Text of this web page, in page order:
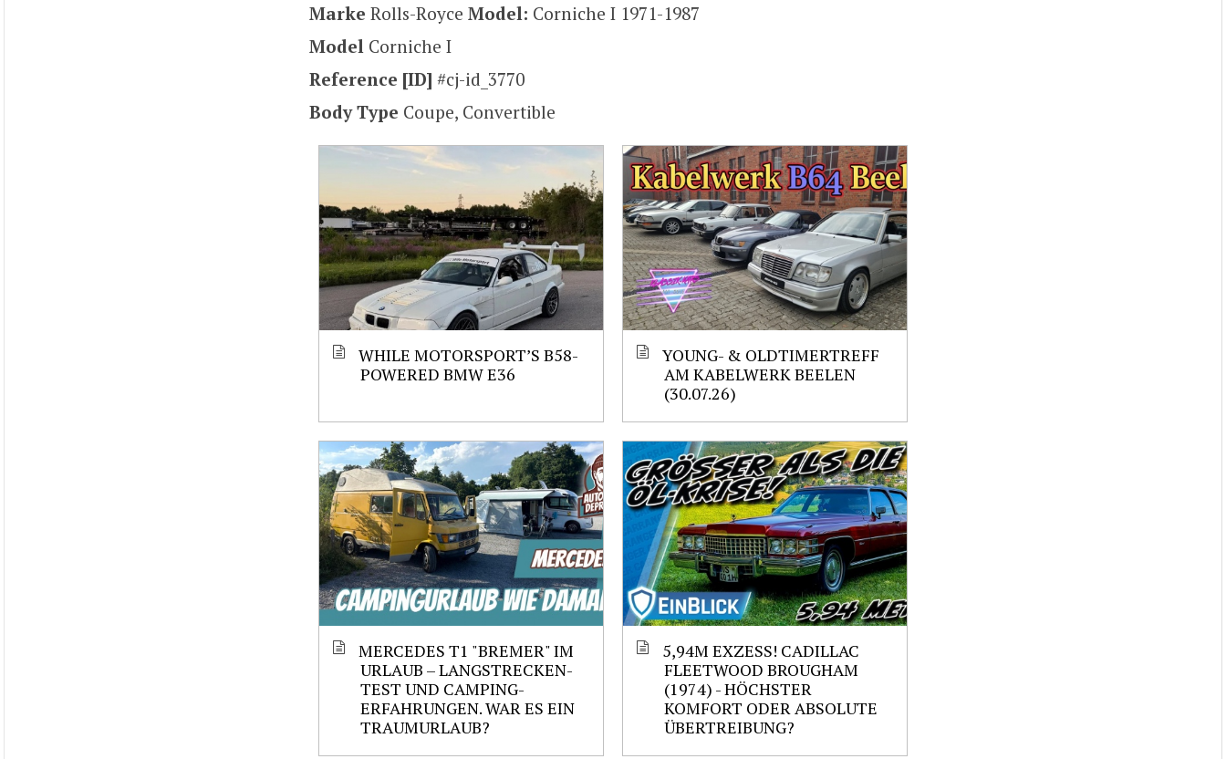
Marke Rolls-Royce Model: Corniche I 1971-1987
Model Corniche I
Reference [ID] #cj-id_3770
Body Type Coupe, Convertible
WHILE MOTORSPORT’S B58-
POWERED BMW E36
YOUNG- & OLDTIMERTREFF
AM KABELWERK BEELEN
(30.07.26)
MERCEDES T1 "BREMER" IM
URLAUB – LANGSTRECKEN-
TEST UND CAMPING-
ERFAHRUNGEN. WAR ES EIN
TRAUMURLAUB?
5,94M EXZESS! CADILLAC
FLEETWOOD BROUGHAM
(1974) - HÖCHSTER
KOMFORT ODER ABSOLUTE
ÜBERTREIBUNG?